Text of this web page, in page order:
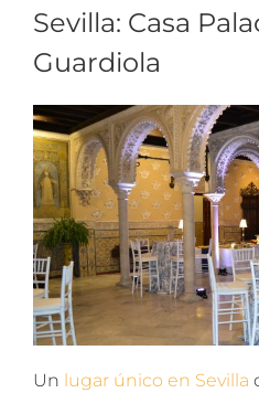
Sevilla: Casa
Guardiola
Un lugar único en Sevilla